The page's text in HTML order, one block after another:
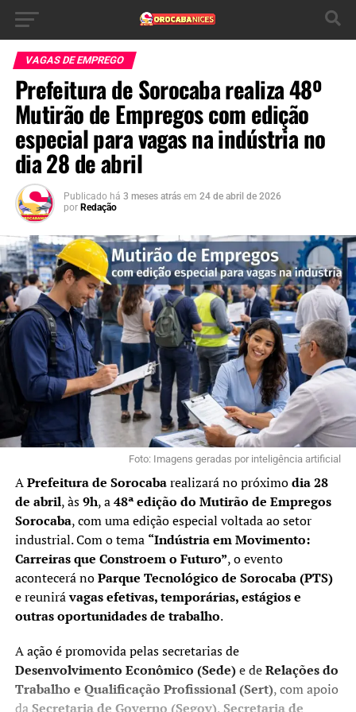
VAGAS DE EMPREGO
Prefeitura de Sorocaba realiza 48º
Mutirão de Empregos com edição
especial para vagas na indústria no
dia 28 de abril
Publicado há 3 meses atrás em 24 de abril de 2026
por Redação
Foto: Imagens geradas por inteligência artificial
APrefeitura de Sorocabarealizará no próximodia 28
de abril, às9h, a48ª edição do Mutirão de Empregos
Sorocaba, com uma edição especial voltada ao setor
industrial. Com o tema “Indústria em Movimento:
Carreiras que Constroem o Futuro”, o evento
acontecerá noParque Tecnológico de Sorocaba (PTS)
e reunirávagas efetivas, temporárias, estágios e
outras oportunidades de trabalho.
A ação é promovida pelas secretarias de
Desenvolvimento Econômico (Sede)e deRelações do
Trabalho e Qualificação Profissional (Sert), com apoio
da Secretaria de Governo (Segov), Secretaria de